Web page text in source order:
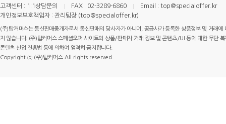
고객센터 : 1:1상담문의
FAX : 02-3289-6860
Email : top@specialoffer.kr
개인정보보호책임자 : 관리팀장 (top@specialoffer.kr)
(주)탑커머스는 통신판매중개자로서 통신판매의 당사자가 아니며, 공급사가 등록한 상품정보 및 거래
지 않습니다. (주)탑커머스 스페셜오퍼 사이트의 상품/판매자 거래 정보 및 콘텐츠/UI 등에 대한 무단
콘텐츠 산업 진흥법 등에 의하여 엄격히 금지합니다.
Copyright ⓒ (주)탑커머스 All rights reserved.